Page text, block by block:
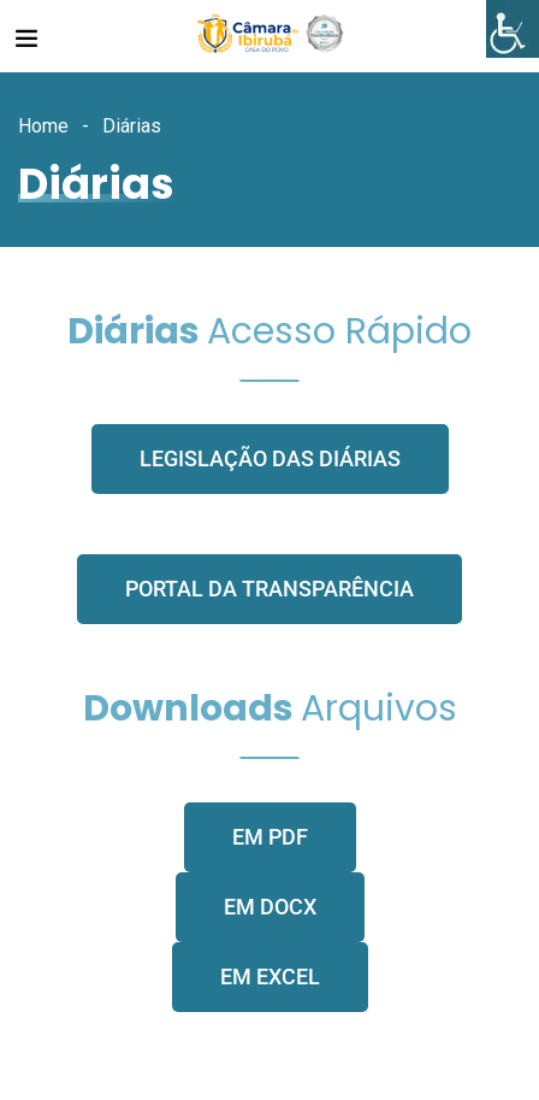
Home Diárias
Diárias
Diárias Acesso Rápido
LEGISLAÇÃO DAS DIÁRIAS
PORTAL DA TRANSPARÊNCIA
Downloads Arquivos
EM PDF
EM DOCX
EM EXCEL